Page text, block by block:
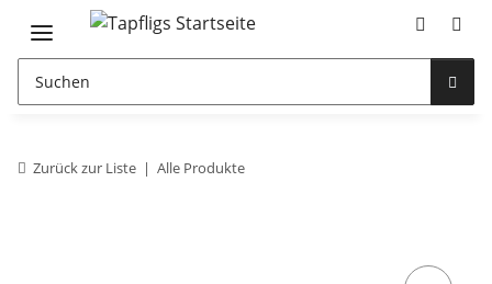
Zurück zur Liste Alle Produkte